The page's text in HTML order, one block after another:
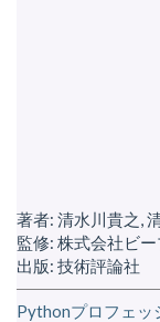
著者: 清水川貴之,
監修: 株式会社ビ
出版: 技術評論社
Pythonプロフェッ